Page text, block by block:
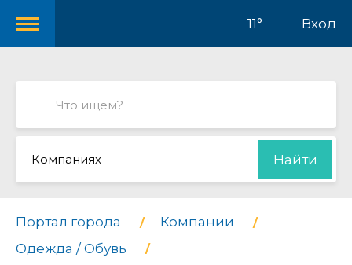
11° Вход
Компаниях Найти
Портал города
Компании
Одежда / Обувь